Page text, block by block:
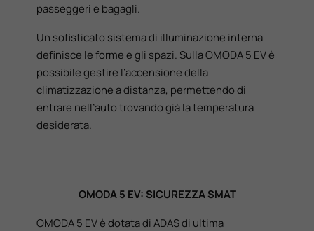
passeggeri e bagagli.
Un sofisticato sistema di illuminazione interna
definisce le forme e gli spazi. Sulla OMODA 5 EV è
possibile gestire l’accensione della
climatizzazione a distanza, permettendo di
entrare nell’auto trovando già la temperatura
desiderata.
OMODA 5 EV: SICUREZZA SMAT
OMODA 5 EV è dotata di ADAS di ultima